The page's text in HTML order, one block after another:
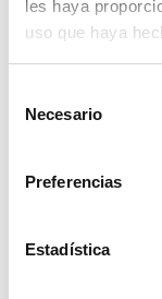
les haya
uso que haya
Necesario
Preferencias
Estadística